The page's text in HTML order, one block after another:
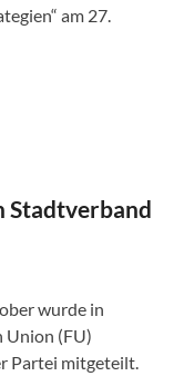
am 27.
Stadtverband
wurde in
Union (FU)
Partei mitgeteilt.